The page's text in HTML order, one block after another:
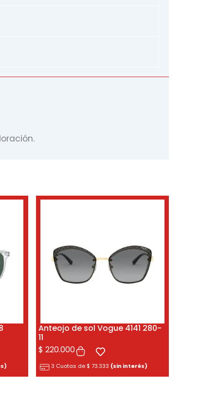
Anteojo de sol Vogue 4141 280-
11
$ 220.000
3 Cuotas de $ 73.333 (sin interés)